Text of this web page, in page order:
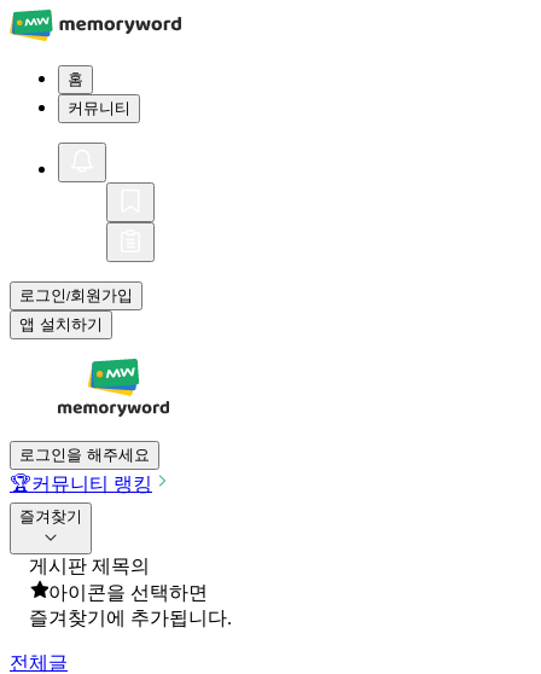
홈
커뮤니티
로그인/회원가입
앱 설치하기
로그인을 해주세요
🏆커뮤니티 랭킹
즐겨찾기
게시판 제목의
아이콘을 선택하면
즐겨찾기에 추가됩니다.
전체글